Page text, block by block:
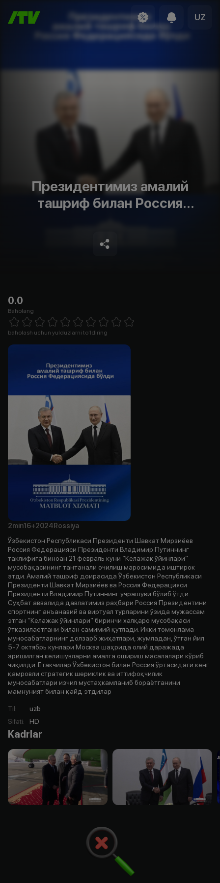
UZ
Президентимиз амалий
ташриф билан Россия
0.0
Baholang
1 Star 2 Stars 3 Stars 4 Stars5 Stars 6 Stars7 Stars8 Stars
baholash uchun yulduzlarni to'ldiring
2min16+2024 Rossiya
Ўзбекистон Республикаси Президенти Шавкат Мирзиёев
Россия Федерацияси Президенти Владимир Путиннинг
таклифига биноан 21 февраль куни “Келажак ўйинлари”
мусобақасининг тантанали очилиш маросимида иштирок
этди. Амалий ташриф доирасида Ўзбекистон Республикаси
Президенти Шавкат Мирзиёев ва Россия Федерацияси
Президенти Владимир Путиннинг учрашуви бўлиб ўтди.
Суҳбат аввалида давлатимиз раҳбари Россия Президентини
спортнинг анъанавий ва виртуал турларини ўзида мужассам
этган “Келажак ўйинлари” биринчи халқаро мусобақаси
ўтказилаётгани билан самимий қутлади. Икки томонлама
муносабатларнинг долзарб жиҳатлари, жумладан, ўтган йил
5-7 октябрь кунлари Москва шаҳрида олий даражада
эришилган келишувларни амалга ошириш масалалари кўриб
чиқилди. Етакчилар Ўзбекистон билан Россия ўртасидаги кенг
қамровли стратегик шериклик ва иттифоқчилик
муносабатлари изчил мустаҳкамланиб бораётганини
мамнуният билан қайд этдилар
Til:
uzb
Sifati: HD
Kadrlar